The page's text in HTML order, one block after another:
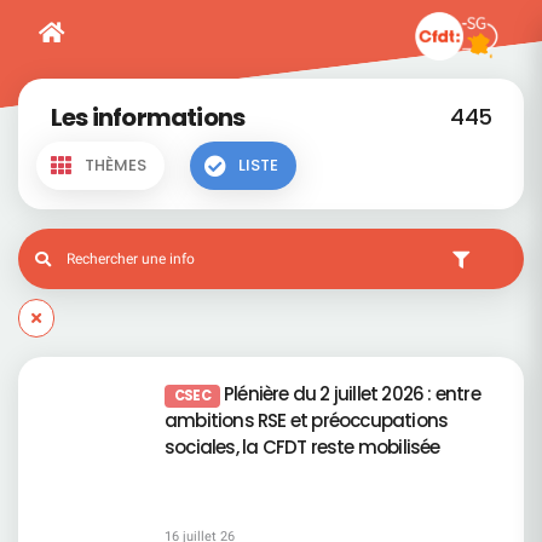
Les informations 445
THÈMES LISTE
CSEC Plénière du 2 juillet 2026 : entre
ambitions RSE et préoccupations
sociales, la CFDT reste mobilisée
16 juillet 26